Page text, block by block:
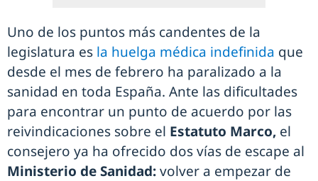
Uno de los puntos más candentes de la
legislatura es la huelga médica indefinida que
desde el mes de febrero ha paralizado a la
sanidad en toda España. Ante las dificultades
para encontrar un punto de acuerdo por las
reivindicaciones sobre el Estatuto Marco, el
consejero ya ha ofrecido dos vías de escape al
Ministerio de Sanidad:volver a empezar de